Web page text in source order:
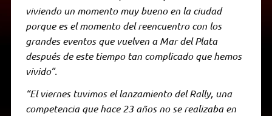
viviendo un momento muy bueno en la ciudad
porque es el momento del reencuentro con los
grandes eventos que vuelven a Mar del Plata
después de este tiempo tan complicado que hemos
vivido”.
“El viernes tuvimos el lanzamiento del Rally, una
competencia que hace 23 años no se realizaba en